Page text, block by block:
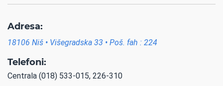
Adresa:
18106 Niš • Višegradska 33 • Poš. fah : 224
Telefoni:
Centrala (018) 533-015, 226-310